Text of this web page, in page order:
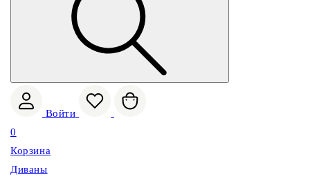
Войти
0
Корзина
Диваны